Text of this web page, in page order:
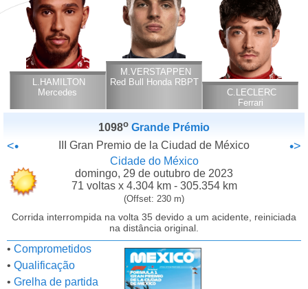
L.HAMILTON
Mercedes
M.VERSTAPPEN
Red Bull Honda RBPT
C.LECLERC
Ferrari
1098o Grande Prémio
<• III Gran Premio de la Ciudad de México •>
Cidade do México
domingo, 29 de outubro de 2023
71 voltas x 4.304 km - 305.354 km
(Offset: 230 m)
Corrida interrompida na volta 35 devido a um acidente, reiniciada
na distância original.
• Comprometidos
• Qualificação
• Grelha de partida